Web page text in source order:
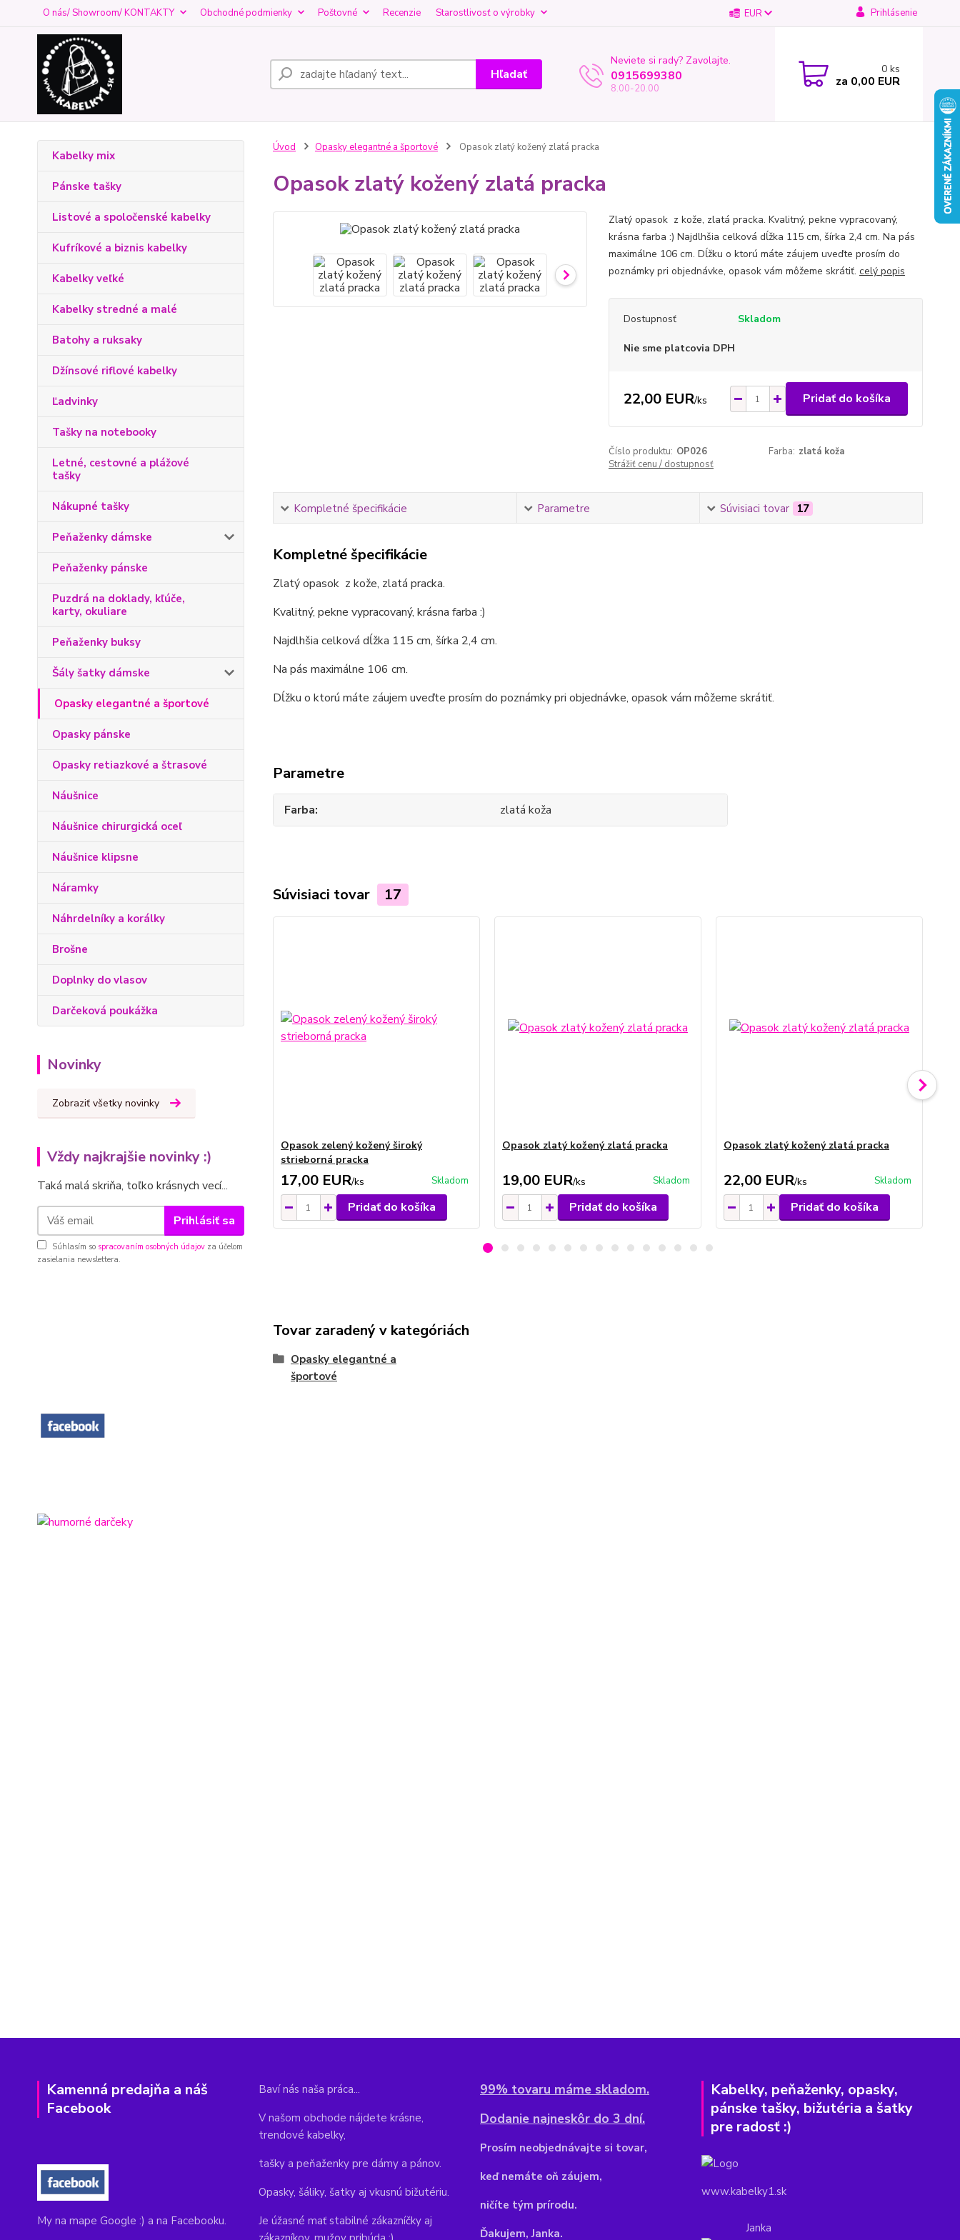
O nás/ Showroom/ KONTAKTY Obchodné podmienky Poštovné Recenzie Starostlivosť o výrobky EUR Prihlásenie
Hľadať
Neviete si rady? Zavolajte.
0915699380
8.00-20.00
0 ks
za 0,00 EUR
Kabelky mix
Pánske tašky
Listové a spoločenské kabelky
Kufríkové a biznis kabelky
Kabelky veľké
Kabelky stredné a malé
Batohy a ruksaky
Džínsové riflové kabelky
Ľadvinky
Tašky na notebooky
Letné, cestovné a plážové
tašky
Nákupné tašky
Peňaženky dámske
Peňaženky pánske
Puzdrá na doklady, kľúče,
karty, okuliare
Peňaženky buksy
Šály šatky dámske
Opasky elegantné a športové
Opasky pánske
Opasky retiazkové a štrasové
Náušnice
Náušnice chirurgická oceľ
Náušnice klipsne
Náramky
Náhrdelníky a korálky
Brošne
Doplnky do vlasov
Darčeková poukážka
Novinky
Zobraziť všetky novinky
Vždy najkrajšie novinky :)
Taká malá skriňa, toľko krásnych vecí...
Prihlásiť sa
Súhlasím so spracovaním osobných údajov za účelom
zasielania newslettera.
Úvod Opasky elegantné a športové Opasok zlatý kožený zlatá pracka
Opasok zlatý kožený zlatá pracka
Zlatý opasok z kože, zlatá pracka. Kvalitný, pekne vypracovaný,
krásna farba :) Najdlhšia celková dĺžka 115 cm, šírka 2,4 cm. Na pás
maximálne 106 cm. Dĺžku o ktorú máte záujem uveďte prosím do
poznámky pri objednávke, opasok vám môžeme skrátiť. celý popis
Dostupnosť Skladom
Nie sme platcovia DPH
22,00 EUR/ks Pridať do košíka
Číslo produktu: OP026 Farba: zlatá koža
Strážiť cenu / dostupnosť
Kompletné špecifikácie Parametre Súvisiaci tovar 17
Kompletné špecifikácie
Zlatý opasok z kože, zlatá pracka.
Kvalitný, pekne vypracovaný, krásna farba :)
Najdlhšia celková dĺžka 115 cm, šírka 2,4 cm.
Na pás maximálne 106 cm.
Dĺžku o ktorú máte záujem uveďte prosím do poznámky pri objednávke, opasok vám môžeme skrátiť.
Parametre
Farba zlatá koža
Súvisiaci tovar 17
Opasok zelený kožený široký
strieborná pracka
17,00 EUR/ks Skladom
Pridať do košíka
Opasok zlatý kožený zlatá pracka
19,00 EUR/ks Skladom
Pridať do košíka
Opasok zlatý kožený zlatá pracka
22,00 EUR/ks Skladom
Pridať do košíka
Tovar zaradený v kategóriách
Opasky elegantné a
športové
Kamenná predajňa a náš
Facebook
My na mape Google :) a na Facebooku.
Baví nás naša práca...
V našom obchode nájdete krásne,
trendové kabelky,
tašky a peňaženky pre dámy a pánov.
Opasky, šáliky, šatky aj vkusnú bižutériu.
Je úžasné mať stabilné zákazníčky aj
99% tovaru máme skladom.
Dodanie najneskôr do 3 dní.
Prosím neobjednávajte si tovar,
keď nemáte oň záujem,
ničíte tým prírodu.
Ďakujem, Janka.
Kabelky, peňaženky, opasky,
pánske tašky, bižutéria a šatky
pre radosť :)
www.kabelky1.sk
Janka